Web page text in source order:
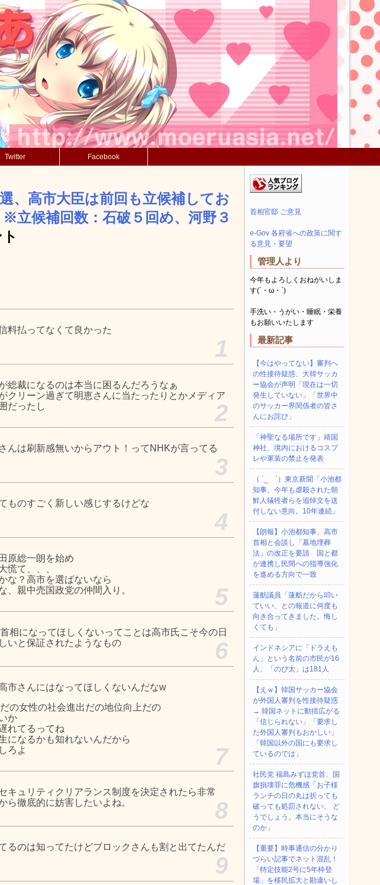
Twitter Facebook
、高市大臣は前回も立候補してお
候補回数：石破５回め、河野３
料払ってなくて良かった
1
総裁になるのは本当に困るんだろうなぁ
クリーン過ぎて明恵さんに当たったりとかメディア
だったし
2
んは刷新感無いからアウト！ってNHKが言ってる
3
ものすごく新しい感じするけどな
4
原総一朗を始め
慌て、、、
な？高市を選ばないなら
、親中売国政党の仲間入り。
5
相になってほしくないってことは高市氏こそ今の日
いと保証されたようなもの
6
市さんにはなってほしくないんだなw
の女性の社会進出だの地位向上だの
か
れてるってね
になるかも知れないんだから
ろよ
7
キュリティクリアランス制度を決定されたら非常
ら徹底的に妨害したいよね。
8
るのは知ってたけどブロックさんも割と出てたんだ
9
首相官邸 ご意見
e-Gov 各府省への政策に関す
る意見・要望
管理人より
今年もよろしくおねがいしま
す(´・ω・`)
手洗い・うがい・睡眠・栄養
もお願いいたします
最新記事
【今はやってない】審判へ
の性接待疑惑、大韓サッカ
ー協会が声明「現在は一切
発生していない」「世界中
のサッカー界関係者の皆さ
んにお詫び」
「神聖なる場所です」靖国
神社、境内におけるコスプ
レや軍装の禁止を発表
（ ´_ゝ`）東京新聞「小池都
知事、今年も虐殺された朝
鮮人犠牲者らを追悼文を送
付しない意向。10年連続」
【朗報】小池都知事、高市
首相と会談し「墓地埋葬
法」の改正を要請 国と都
が連携し民間への指導強化
を進める方向で一致
蓮舫議員「蓮舫だから叩い
ていい、との報道に何度も
向き合ってきました。悔し
くても」
インドネシアに「ドラえも
ん」という名前の市民が16
人、「のび太」は181人
【えｗ】韓国サッカー協会
が外国人審判を性接待疑惑
→ 韓国ネットに動揺広がる
「信じられない」「要求し
た外国人審判もおかしい」
「韓国以外の国にも要求し
ているのでは」
社民党 福島みずほ党首、国
旗損壊罪に危機感「お子様
ランチの日の丸は折っても
破っても処罰されない、 ど
うでしょう。本当にそうな
のか」
【重要】時事通信の分かり
づらい記事でネット混乱！
「特定技能2号に5年枠登
場」を移民拡大と勘違いし